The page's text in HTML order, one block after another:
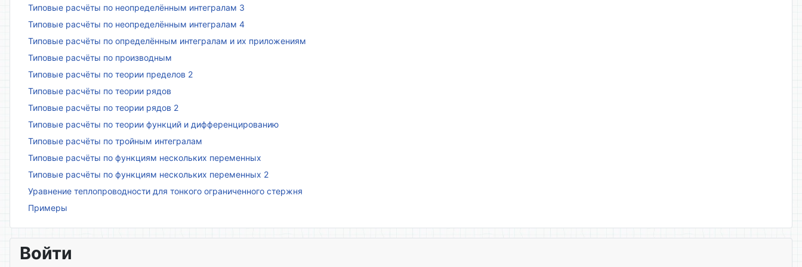
Типовые расчёты по неопределённым интегралам 3
Типовые расчёты по неопределённым интегралам 4
Типовые расчёты по определённым интегралам и их приложениям
Типовые расчёты по производным
Типовые расчёты по теории пределов 2
Типовые расчёты по теории рядов
Типовые расчёты по теории рядов 2
Типовые расчёты по теории функций и дифференцированию
Типовые расчёты по тройным интегралам
Типовые расчёты по функциям нескольких переменных
Типовые расчёты по функциям нескольких переменных 2
Уравнение теплопроводности для тонкого ограниченного стержня
Примеры
Войти